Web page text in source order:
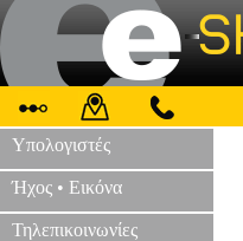
Υπολογιστές
Ήχος • Εικόνα
Τηλεπικοινωνίες